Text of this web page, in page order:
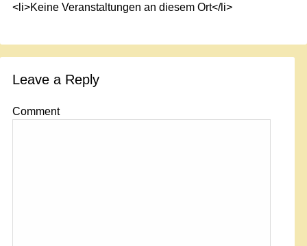
<li>Keine Veranstaltungen an diesem Ort</li>
Leave a Reply
Comment